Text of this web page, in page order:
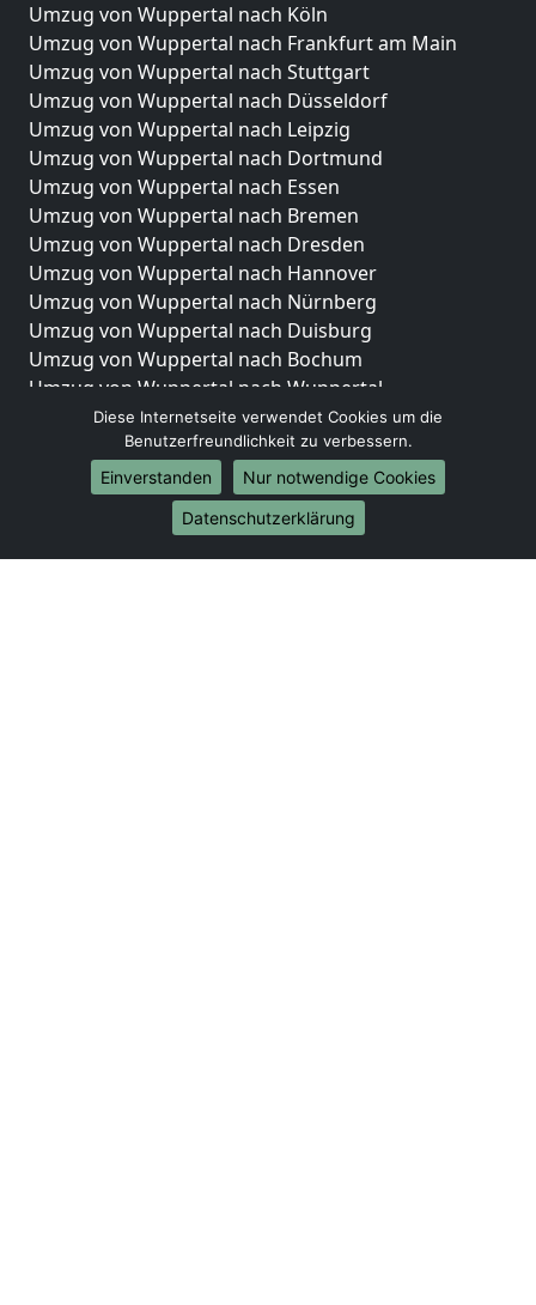
Umzug von Wuppertal nach Köln
Umzug von Wuppertal nach Frankfurt am Main
Umzug von Wuppertal nach Stuttgart
Umzug von Wuppertal nach Düsseldorf
Umzug von Wuppertal nach Leipzig
Umzug von Wuppertal nach Dortmund
Umzug von Wuppertal nach Essen
Umzug von Wuppertal nach Bremen
Umzug von Wuppertal nach Dresden
Umzug von Wuppertal nach Hannover
Umzug von Wuppertal nach Nürnberg
Umzug von Wuppertal nach Duisburg
Umzug von Wuppertal nach Bochum
Umzug von Wuppertal nach Wuppertal
Umzug von Wuppertal nach Bielefeld
Umzug von Wuppertal nach Bonn
Umzug von Wuppertal nach Münster
Internationale-Umzüge
Umzug von Wuppertal nach Brasilien
Diese Internetseite verwendet Cookies um die
Benutzerfreundlichkeit zu verbessern.
Einverstanden
Nur notwendige Cookies
Datenschutzerklärung